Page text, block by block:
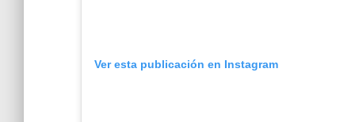
Ver esta publicación en Instagram